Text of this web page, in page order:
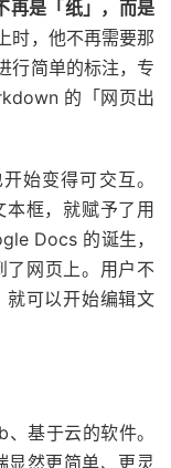
再是「纸」，而是
时，他不再需要那
行简单的标注，专
的「网页出
始变得可交互。
框，就赋予了用
Docs 的诞生，
网页上。用户不
就可以开始编辑文
基于云的软件。
显然更简单、更灵